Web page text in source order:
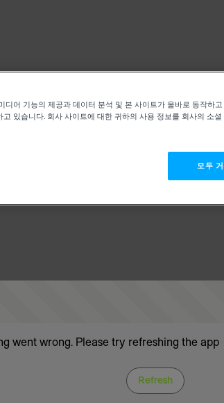
went wrong. Please try refreshing the app
Refresh
디어 기능의 제공과 데이터 분석 및 본 사이트가 올바로 동작하
고 있습니다. 회사 사이트에 대한 귀하의 사용 정보를 회사의 소
모두